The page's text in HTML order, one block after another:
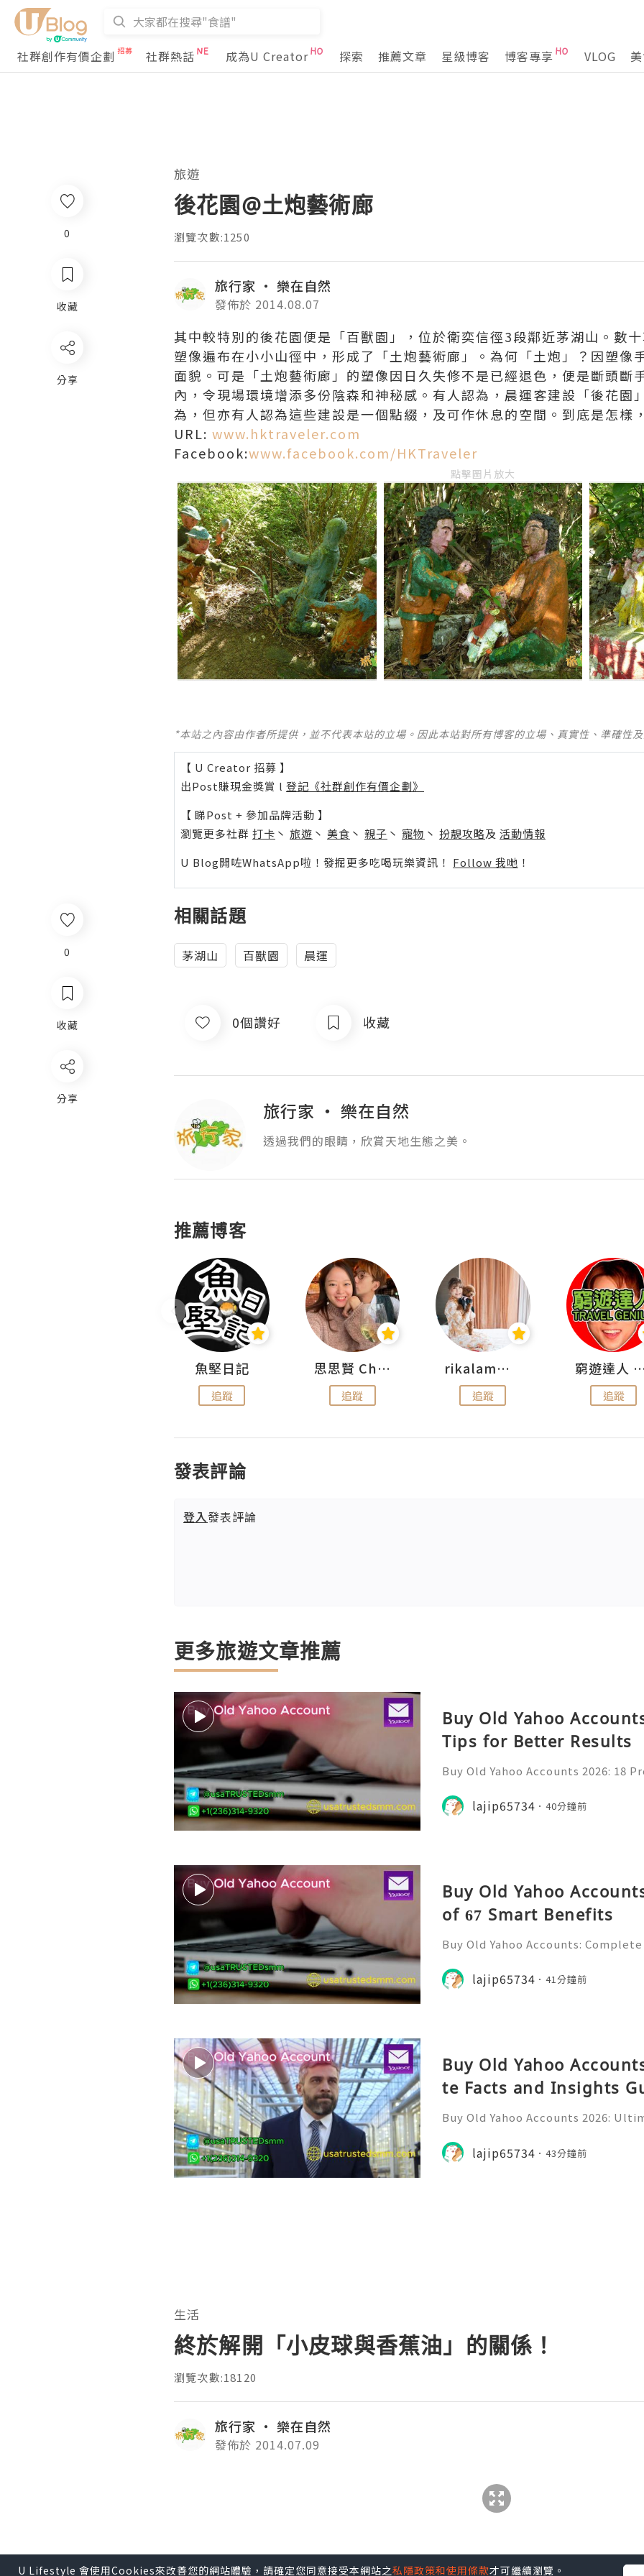
社群創作有價企劃 社群熱話 成為U Creator 探索 推薦文章 星級博客 博客專享 VLOG
0
收藏
分享
旅遊
後花園@土炮藝術廊
瀏覽次數:1250
旅行家 ‧ 樂在自然
發佈於 2014.08.07
其中較特別的後花園便是「百獸園」，位於衛奕信徑3段鄰近茅湖山。數
塑像遍布在小小山徑中，形成了「土炮藝術廊」。為何「土炮」？因塑像
面貌。可是「土炮藝術廊」的塑像因日久失修不是已經退色，便是斷頭斷
內，令現場環境增添多份陰森和神秘感。有人認為，晨運客建設「後花園
為，但亦有人認為這些建設是一個點綴，及可作休息的空間。到底是怎樣
URL: www.hktraveler.com
Facebook:www.facebook.com/HKTraveler
點擊圖片放大
*本站之內容由作者所提供，並不代表本站的立場。因此本站對所有博客的立場、真實性、準確性
【 U Creator 招募 】
出Post賺現金獎賞 l 登記《社群創作有價企劃》
【 睇Post + 參加品牌活動 】
瀏覽更多社群 打卡 丶 旅遊 丶 美食 丶 親子 丶 寵物 丶 扮靚攻略及 活動情報
U Blog開咗WhatsApp啦！發掘更多吃喝玩樂資訊！ Follow 我哋 ！
相關話題
茅湖山 百獸園 晨運
0個讚好 收藏
旅行家 ‧ 樂在自然
透過我們的眼睛，欣賞天地生態之美。
推薦博客
魚堅日記
追蹤
思思賢 ChillMyBabe
追蹤
rikalammm
追蹤
窮遊達人
追蹤
發表評論
登入發表評論
更多旅遊文章推薦
Buy Old Yahoo
Tips for Better Results
Buy Old Yahoo Accounts 2026: 18
messages, professional
projects, subscriptio
lajip65734 40分鐘前
Buy Old Yahoo
of 67 Smart Benefits
Buy Old Yahoo Accounts:
for many years. Individuals,
ine professionals us
lajip65734 41分鐘前
Buy Old Yahoo
te Facts and Insights
Buy Old Yahoo Accounts 2026:
or personal communication,
nline subscriptions, freel
lajip65734 43分鐘前
0
收藏
分享
生活
終於解開「小皮球與香蕉油」的關係！
瀏覽次數:18120
旅行家 ‧ 樂在自然
發佈於 2014.07.09
近日掀起一陣織橡筋繩的熱潮，小小橡皮圈鉤上鉤下，編織出一條色彩斑
跳橡筋繩是最簡單的玩法，就是兩人各拉著繩端拉直，就像跳高的欄一樣
U Lifestyle 會使用Cookies來改善您的網站體驗，請確定您同意接受本網站之私隱政策和使用條款才可繼續瀏覽。